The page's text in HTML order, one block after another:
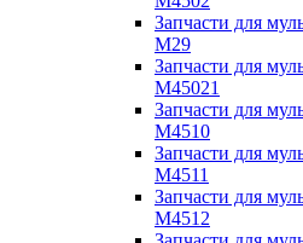
Запчасти для
M29
Запчасти для
M45021
Запчасти для
M4510
Запчасти для
M4511
Запчасти для
M4512